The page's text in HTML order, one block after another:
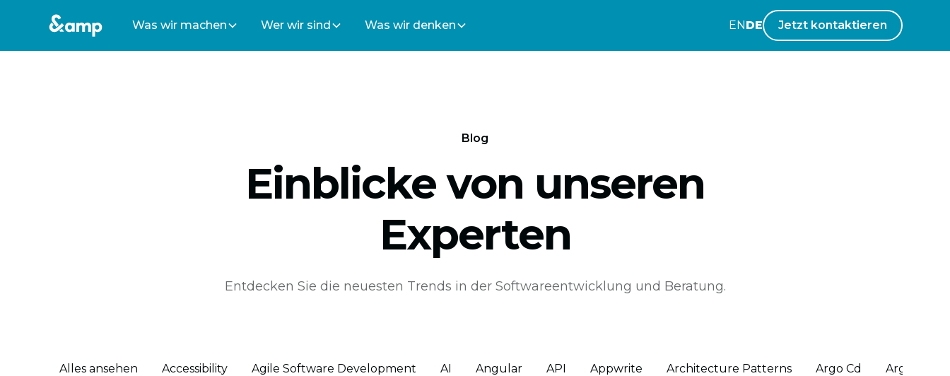
Was wir machen Wer wir sind Was wir denken ENDE Jetzt kontaktieren
Blog
Einblicke von unseren
Experten
Entdecken Sie die neuesten Trends in der Softwareentwicklung und Beratung.
Alles ansehen Accessibility Agile Software Development AI Angular API Appwrite Architecture Patterns Argo Cd Argo